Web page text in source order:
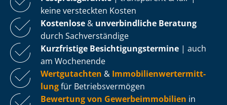
keine versteckten Kosten
Kostenlose & unverbindliche Beratung
durch Sachverständige
Kurzfristige Be­sich­ti­gungs­ter­mi­ne | auch
am Wochenende
Wertgutachten & Im­mo­bi­li­en­wert­ermitt­
lungfür Be­triebs­ver­mö­gen
Bewertung von Ge­wer­be­im­mo­bi­li­en in